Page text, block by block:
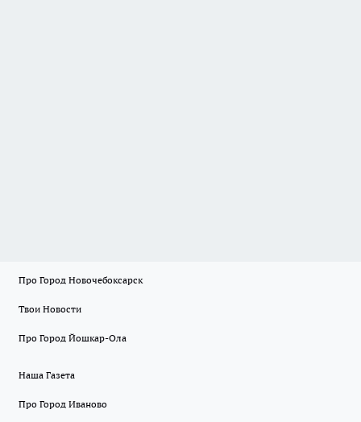
Про Город Новочебоксарск
Твои Новости
Про Город Йошкар-Ола
Наша Газета
Про Город Иваново